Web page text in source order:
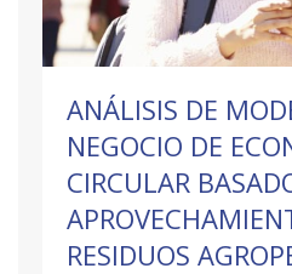
ANÁLISIS DE
NEGOCIO DE
CIRCULAR
RESIDUOS